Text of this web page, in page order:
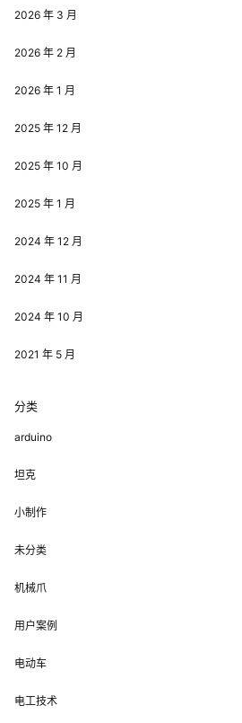
2026 年 3 月
2026 年 2 月
2026 年 1 月
2025 年 12 月
2025 年 10 月
2025 年 1 月
2024 年 12 月
2024 年 11 月
2024 年 10 月
2021 年 5 月
分类
arduino
坦克
小制作
未分类
机械爪
用户案例
电动车
电工技术